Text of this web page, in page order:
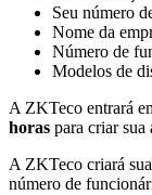
Seu número
Nome da
Número de
Modelos de
A ZKTeco entrará
horas para criar sua
A ZKTeco criará sua
número de funcioná